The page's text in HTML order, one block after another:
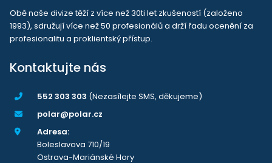
Obě naše divize těží z více než 30ti let zkušeností (založeno
1993), sdružují více než 50 profesionálů a drží řadu ocenění za
profesionalitu a proklientský přístup.
Kontaktujte nás
552 303 303 (Nezasílejte SMS, děkujeme)
polar@polar.cz
Adresa:
Boleslavova 710/19
Ostrava-Mariánské Hory